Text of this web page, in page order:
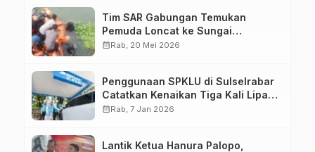
Tim SAR Gabungan Temukan
Pemuda Loncat ke Sungai
Pampang Makassar
calendar_monthRab, 20 Mei 2026
Penggunaan SPKLU di Sulselrabar
Catatkan Kenaikan Tiga Kali Lipat
di Tahun 2025
calendar_monthRab, 7 Jan 2026
Lantik Ketua Hanura Palopo,